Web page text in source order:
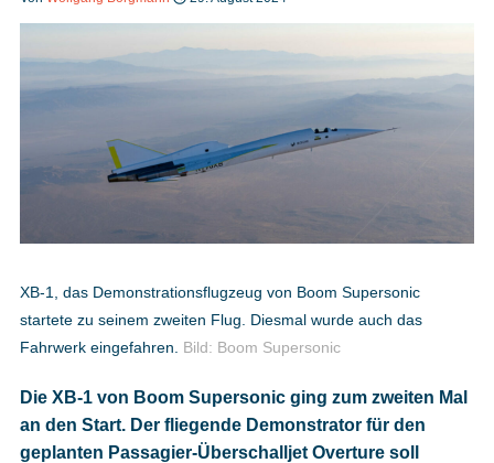
Heft bestellen
Digitale Ausgabe
Podcast
Impressum
Mediadaten
Datenschutz
XB-1, das Demonstrationsflugzeug von Boom Supersonic
startete zu seinem zweiten Flug. Diesmal wurde auch das
Fahrwerk eingefahren. Bild: Boom Supersonic
Die XB-1 von Boom Supersonic ging zum zweiten Mal
an den Start. Der fliegende Demonstrator für den
geplanten Passagier-Überschalljet Overture soll